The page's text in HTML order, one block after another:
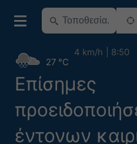
Επίσημες
έντονων
27 °C
4 km/h 8:50